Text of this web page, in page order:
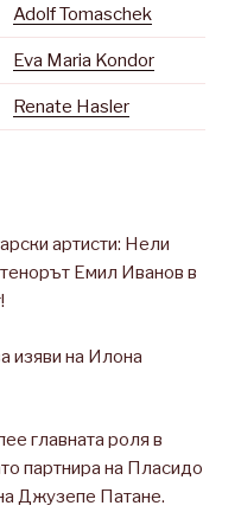
Adolf Tomaschek
Eva Maria Kondor
Renate Hasler
артисти: Нели
Емил Иванов в
изяви на Илона
главната роля в
партнира на Пласидо
Джузепе Патане.